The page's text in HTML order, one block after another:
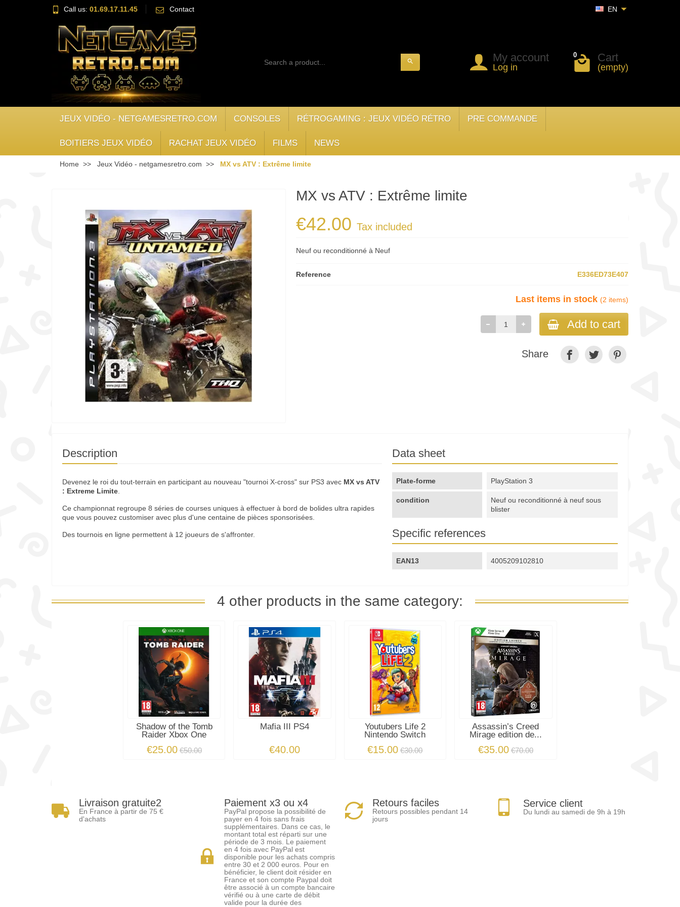
Call us: 01.69.17.11.45 Contact EN
search My account
Log in
0 Cart
(empty)
JEUX VIDÉO - NETGAMESRETRO.COM CONSOLES RÉTROGAMING : JEUX VIDÉO RÉTRO PRE COMMANDE
BOITIERS JEUX VIDÉO RACHAT JEUX VIDÉO FILMS NEWS
Home Jeux Vidéo - netgamesretro.com MX vs ATV : Extrême limite
MX vs ATV : Extrême limite
€42.00Tax included
Neuf ou reconditionné à Neuf
Reference E336ED73E407
Last items in stock (2 items)
Add to cart
Share
Description
Devenez le roi du tout-terrain en participant au nouveau "tournoi X-cross" sur PS3 avec MX vs ATV
: Extreme Limite.
Ce championnat regroupe 8 séries de courses uniques à effectuer à bord de bolides ultra rapides
que vous pouvez customiser avec plus d'une centaine de pièces sponsorisées.
Des tournois en ligne permettent à 12 joueurs de s'affronter.
Data sheet
Plate-forme PlayStation 3
condition
Neuf ou reconditionné à neuf sous
blister
Specific references
EAN13 4005209102810
4 other products in the same category:
Shadow of the Tomb
Raider Xbox One
€25.00 €50.00
Mafia III PS4
€40.00
Youtubers Life 2
Nintendo Switch
€15.00 €30.00
Assassin’s Creed
Mirage edition de...
€35.00 €70.00
Livraison gratuite2
En France à partir de 75 €
d'achats
Paiement x3 ou x4
PayPal propose la possibilité de
payer en 4 fois sans frais
supplémentaires. Dans ce cas, le
montant total est réparti sur une
période de 3 mois. Le paiement
en 4 fois avec PayPal est
disponible pour les achats compris
entre 30 et 2 000 euros. Pour en
bénéficier, le client doit résider en
France et son compte Paypal doit
être associé à un compte bancaire
vérifié ou à une carte de débit
valide pour la durée des
Retours faciles
Retours possibles pendant 14
jours
Service client
Du lundi au samedi de 9h à 19h